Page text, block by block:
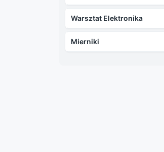
Warsztat Elektronika
Mierniki